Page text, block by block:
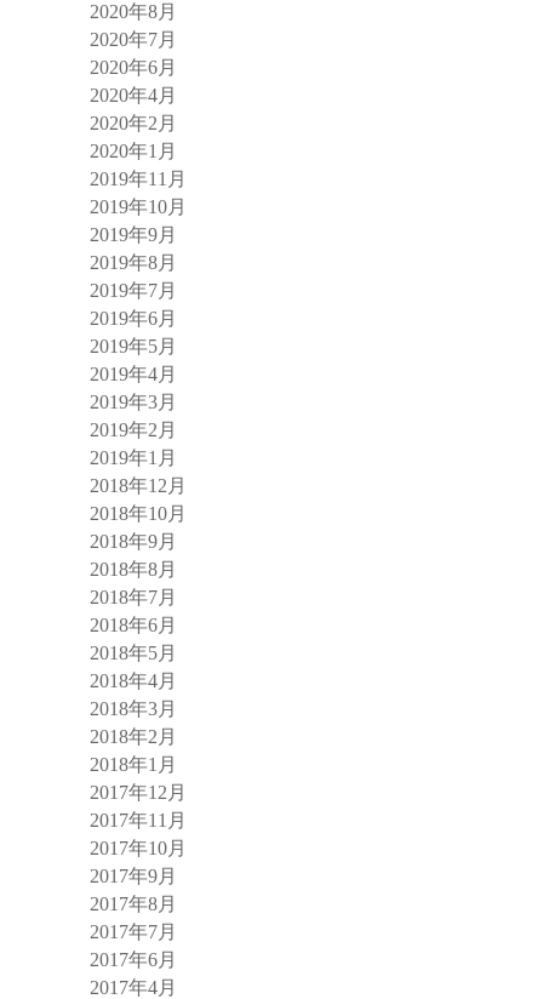
2020年8月
2020年7月
2020年6月
2020年4月
2020年2月
2020年1月
2019年11月
2019年10月
2019年9月
2019年8月
2019年7月
2019年6月
2019年5月
2019年4月
2019年3月
2019年2月
2019年1月
2018年12月
2018年10月
2018年9月
2018年8月
2018年7月
2018年6月
2018年5月
2018年4月
2018年3月
2018年2月
2018年1月
2017年12月
2017年11月
2017年10月
2017年9月
2017年8月
2017年7月
2017年6月
2017年4月